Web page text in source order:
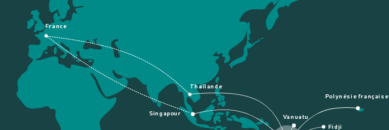
France
Polynésie française
Fidji
Singapour
Thaïlande
Vanuatu